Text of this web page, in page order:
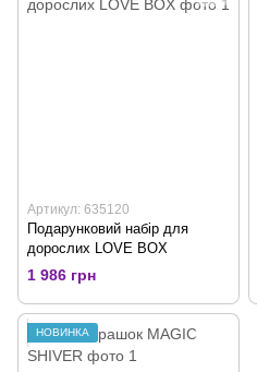
Артикул: 635120
Подарунковий набір для
дорослих LOVE BOX
1 986 грн
НОВИНКА